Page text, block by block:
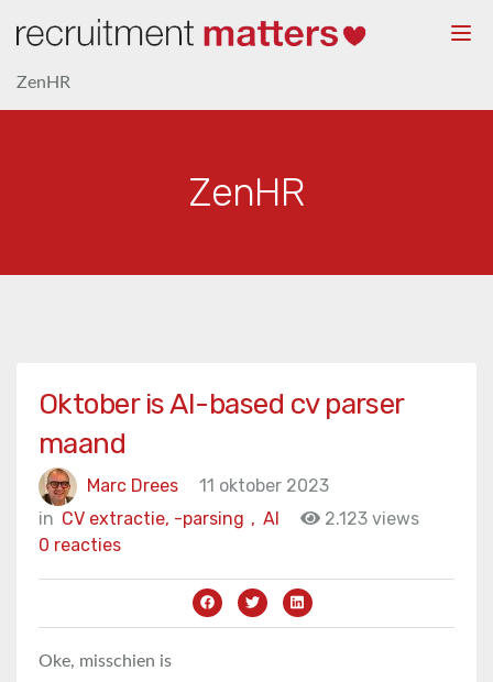
ZenHR
ZenHR
Oktober is AI-based cv parser
maand
Marc Drees
11 oktober 2023
in
AI
CV extractie, -parsing ,
2.123 views
0 reacties
Oke, misschien is